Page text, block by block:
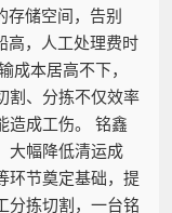
存储空间，告别
高，人工处理费时
成本居高不下，
割、分拣不仅效率
造成工伤。 铭鑫
大幅降低清运成
环节奠定基础，提
分拣切割，一台铭